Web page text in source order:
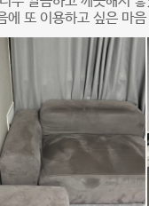
에 또 이용하고 싶은